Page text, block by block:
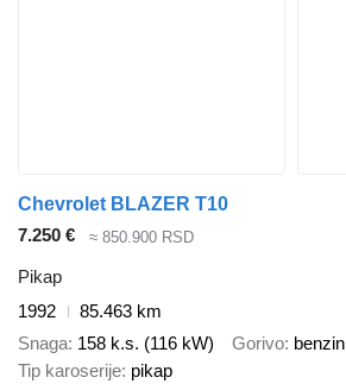
Chevrolet BLAZER T10
7.250 €
≈ 850.900 RSD
Pikap
1992
85.463 km
Snaga 158 k.s. (116 kW) Gorivo benzin
Tip karoserije pikap